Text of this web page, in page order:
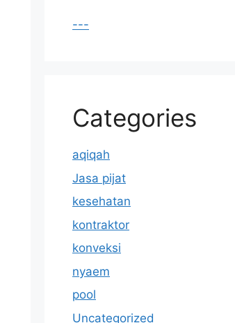
---
Categories
aqiqah
Jasa pijat
kesehatan
kontraktor
konveksi
nyaem
pool
Uncategorized